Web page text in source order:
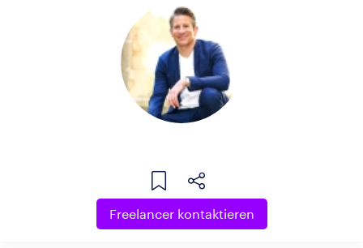
Freelancer kontaktieren